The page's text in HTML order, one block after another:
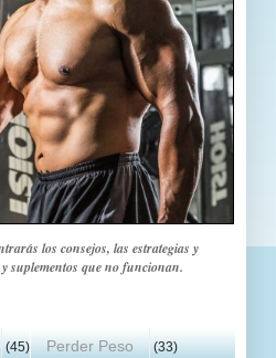
los consejos, las estrategias y
suplementos que no funcionan.
(45) Perder Peso (33)